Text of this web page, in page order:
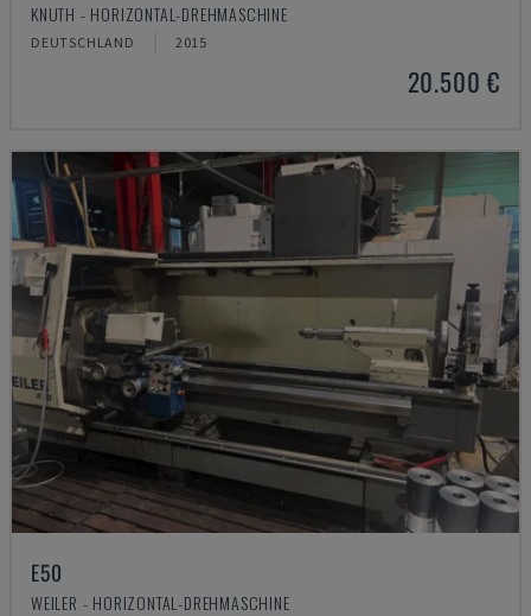
KNUTH - HORIZONTAL-DREHMASCHINE
DEUTSCHLAND 2015
20.500 €
E50
WEILER - HORIZONTAL-DREHMASCHINE